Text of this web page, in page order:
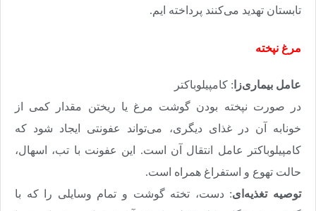
تابستان تهدید می‌کنند پرداخته ایم.
مرغ نپخته
عامل بیماری‌زا : کامپیلوباکتر
در صورت نپخته بودن گوشت مرغ یا ریختن مقدار کمی از
خونابه آن در غذای دیگری، می‌تواند عفونتی ایجاد شود که
کامپیلوباکتر عامل انتقال‌ آن است. این عفونت با تب، اسهال،
حالت تهوع و استفراغ همراه است.
توصیه تغذیه‌ای: دست، تخته گوشت و تمام وسایلی را که با